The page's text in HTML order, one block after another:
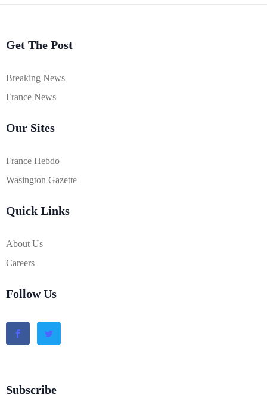
Get The Post
Breaking News
France News
Our Sites
France Hebdo
Wasington Gazette
Quick Links
About Us
Careers
Follow Us
Subscribe